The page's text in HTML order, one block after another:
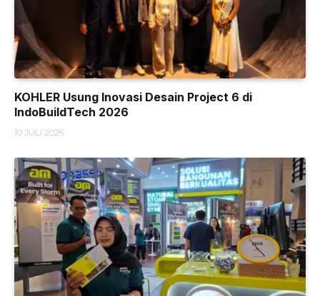
KOHLER Usung Inovasi Desain Project 6 di
IndoBuildTech 2026
10 JULI 2026